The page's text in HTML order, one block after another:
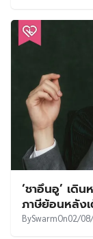
‘ชาอึนอู’ เดิ
ภาษีย้อนหลัง
BySwarmOn02/